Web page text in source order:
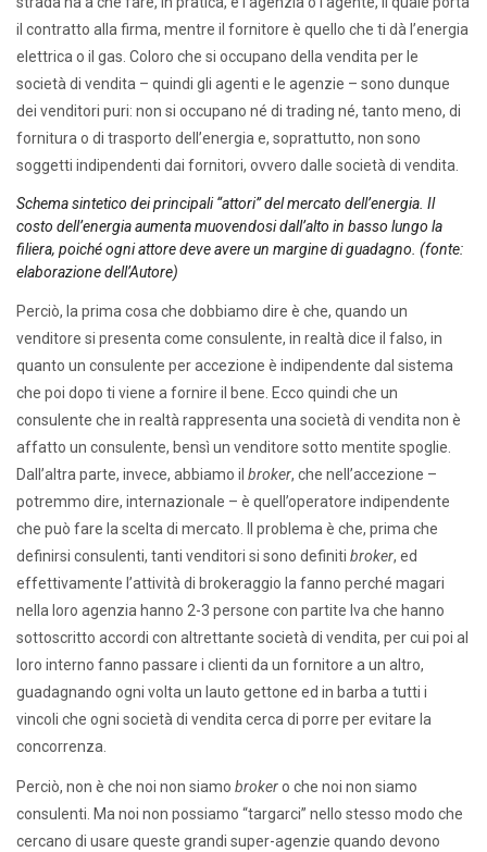
il contratto alla firma, mentre il fornitore è quello che ti dà l’energia
elettrica o il gas. Coloro che si occupano della vendita per le
società di vendita – quindi gli agenti e le agenzie – sono dunque
dei venditori puri: non si occupano né di trading né, tanto meno, di
fornitura o di trasporto dell’energia e, soprattutto, non sono
soggetti indipendenti dai fornitori, ovvero dalle società di vendita.
Schema sintetico dei principali “attori” del mercato dell’energia. Il
costo dell’energia aumenta muovendosi dall’alto in basso lungo la
filiera, poiché ogni attore deve avere un margine di guadagno. (fonte:
elaborazione dell’Autore)
Perciò, la prima cosa che dobbiamo dire è che, quando un
venditore si presenta come consulente, in realtà dice il falso, in
quanto un consulente per accezione è indipendente dal sistema
che poi dopo ti viene a fornire il bene. Ecco quindi che un
consulente che in realtà rappresenta una società di vendita non è
affatto un consulente, bensì un venditore sotto mentite spoglie.
Dall’altra parte, invece, abbiamo il broker, che nell’accezione –
potremmo dire, internazionale – è quell’operatore indipendente
che può fare la scelta di mercato. Il problema è che, prima che
definirsi consulenti, tanti venditori si sono definiti broker, ed
effettivamente l’attività di brokeraggio la fanno perché magari
nella loro agenzia hanno 2-3 persone con partite Iva che hanno
sottoscritto accordi con altrettante società di vendita, per cui poi al
loro interno fanno passare i clienti da un fornitore a un altro,
guadagnando ogni volta un lauto gettone ed in barba a tutti i
vincoli che ogni società di vendita cerca di porre per evitare la
concorrenza.
Perciò, non è che noi non siamo brokero che noi non siamo
consulenti. Ma noi non possiamo “targarci” nello stesso modo che
cercano di usare queste grandi super-agenzie quando devono